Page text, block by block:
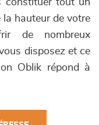
constituer tout un
la hauteur de votre
de nombreux
disposez et ce
Oblik répond à